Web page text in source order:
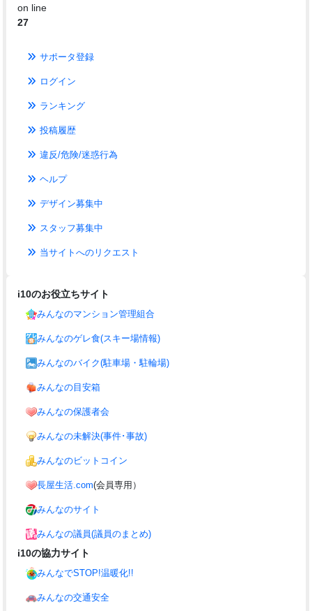
on line
27
サポータ登録
ログイン
ランキング
投稿履歴
違反/危険/迷惑行為
ヘルプ
デザイン募集中
スタッフ募集中
当サイトへのリクエスト
i10のお役立ちサイト
みんなのマンション管理組合
みんなのゲレ食(スキー場情報)
みんなのバイク(駐車場・駐輪場)
みんなの目安箱
みんなの保護者会
みんなの未解決(事件･事故)
みんなのビットコイン
長屋生活.com(会員専用）
みんなのサイト
みんなの議員(議員のまとめ)
i10の協力サイト
みんなでSTOP!温暖化!!
みんなの交通安全